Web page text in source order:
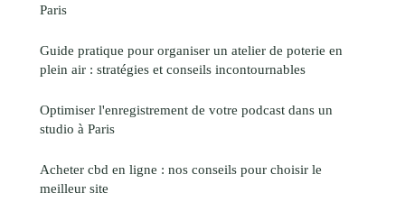
Paris
Guide pratique pour organiser un atelier de poterie en
plein air : stratégies et conseils incontournables
Optimiser l'enregistrement de votre podcast dans un
studio à Paris
Acheter cbd en ligne : nos conseils pour choisir le
meilleur site